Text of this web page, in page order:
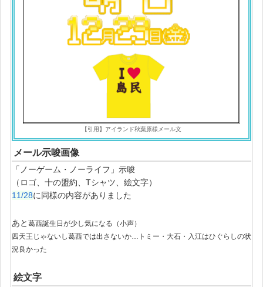
【引用】アイランド秋葉原様メール文
メール示唆画像
「ノーゲーム・ノーライフ」示唆
（ロゴ、十の盟約、Tシャツ、絵文字）
11/28に同様の内容がありました
あと 葛西誕生日が少し気になる（小声）
四天王じゃないし葛西では出さないか…トミー・大石・入江はひぐらしの状
況良かった
絵文字